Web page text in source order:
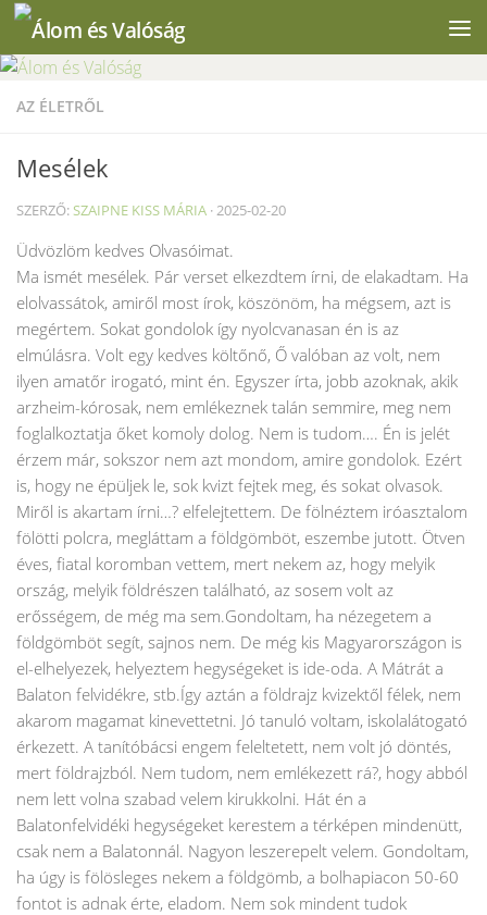
Skip to content
AZ ÉLETRŐL
Mesélek
SZERZŐ:SZAIPNE KISS MÁRIA ·2025-02-20
Üdvözlöm kedves Olvasóimat.
Ma ismét mesélek. Pár verset elkezdtem írni, de elakadtam. Ha
elolvassátok, amiről most írok, köszönöm, ha mégsem, azt is
megértem. Sokat gondolok így nyolcvanasan én is az
elmúlásra. Volt egy kedves költőnő, Ő valóban az volt, nem
ilyen amatőr irogató, mint én. Egyszer írta, jobb azoknak, akik
arzheim-kórosak, nem emlékeznek talán semmire, meg nem
foglalkoztatja őket komoly dolog. Nem is tudom…. Én is jelét
érzem már, sokszor nem azt mondom, amire gondolok. Ezért
is, hogy ne épüljek le, sok kvizt fejtek meg, és sokat olvasok.
Miről is akartam írni…? elfelejtettem. De fölnéztem iróasztalom
fölötti polcra, megláttam a földgömböt, eszembe jutott. Ötven
éves, fiatal koromban vettem, mert nekem az, hogy melyik
ország, melyik földrészen található, az sosem volt az
erősségem, de még ma sem.Gondoltam, ha nézegetem a
földgömböt segít, sajnos nem. De még kis Magyarországon is
el-elhelyezek, helyeztem hegységeket is ide-oda. A Mátrát a
Balaton felvidékre, stb.Így aztán a földrajz kvizektől félek, nem
akarom magamat kinevettetni. Jó tanuló voltam, iskolalátogató
érkezett. A tanítóbácsi engem feleltetett, nem volt jó döntés,
mert földrajzból. Nem tudom, nem emlékezett rá?, hogy abból
nem lett volna szabad velem kirukkolni. Hát én a
Balatonfelvidéki hegységeket kerestem a térképen mindenütt,
csak nem a Balatonnál. Nagyon leszerepelt velem. Gondoltam,
ha úgy is fölösleges nekem a földgömb, a bolhapiacon 50-60
fontot is adnak érte, eladom. Nem sok mindent tudok